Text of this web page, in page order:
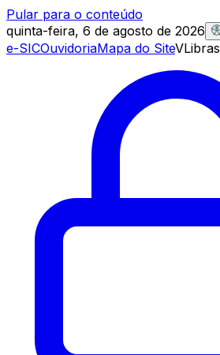
Pular para o conteúdo
quinta-feira, 6 de agosto de 2026
e-SICOuvidoriaMapa do SiteVLibras